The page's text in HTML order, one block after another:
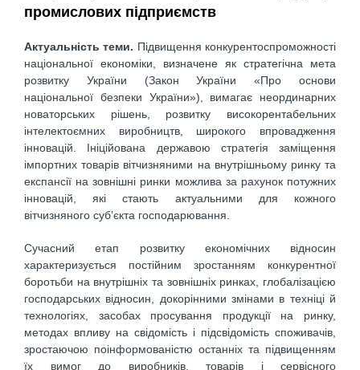
промислових підприємств
Актуальність теми. Підвищення конкурентоспроможності
національної економіки, визначене як стратегічна мета
розвитку України (Закон України «Про основи
національної безпеки України»), вимагає неординарних
новаторських рішень, розвитку високорентабельних
інтелектоємних виробництв, широкого впровадження
інновацій. Ініційована державою стратегія заміщення
імпортних товарів вітчизняними на внутрішньому ринку та
експансії на зовнішні ринки можлива за рахунок потужних
інновацій, які стають актуальними для кожного
вітчизняного суб’єкта господарювання.
Сучасний етап розвитку економічних відносин
характеризується постійним зростанням конкурентної
боротьби на внутрішніх та зовнішніх ринках, глобалізацією
господарських відносин, докорінними змінами в техніці й
технологіях, засобах просування продукції на ринку,
методах впливу на свідомість і підсвідомість споживачів,
зростаючою поінформованістю останніх та підвищенням
їх вимог до виробників, товарів і сервісного